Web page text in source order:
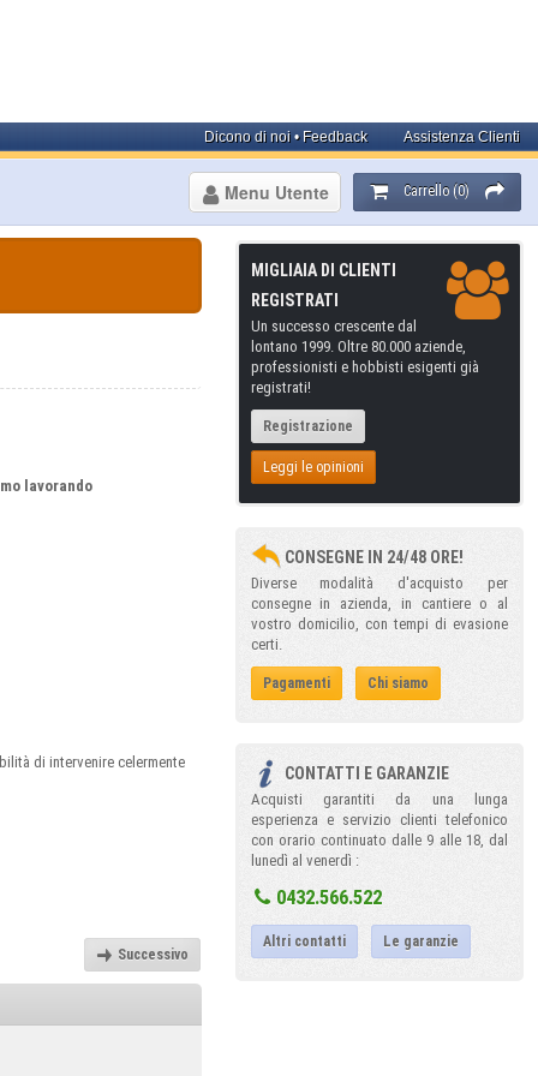
Assistenza Clienti
Dicono di noi • Feedback
Carrello (0)
Menu Utente
lavorando
di intervenire celermente
Successivo
MIGLIAIA DI CLIENTI
REGISTRATI
Un successo crescente dal
lontano 1999. Oltre 80.000 aziende,
professionisti e hobbisti esigenti già
registrati!
Registrazione
Leggi le opinioni
CONSEGNE IN 24/48 ORE!
Diverse modalità d'acquisto per
consegne in azienda, in cantiere o al
vostro domicilio, con tempi di evasione
certi.
Pagamenti Chi siamo
CONTATTI E GARANZIE
Acquisti garantiti da una lunga
esperienza e servizio clienti telefonico
con orario continuato dalle 9 alle 18, dal
lunedì al venerdì :
0432.566.522
Altri contatti Le garanzie